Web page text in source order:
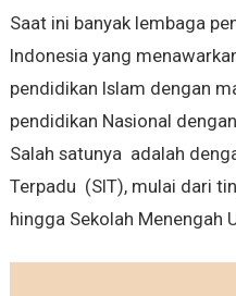
Saat ini banyak lembaga
Indonesia yang
pendidikan Islam dengan
pendidikan Nasional
Salah satunya adalah
Terpadu (SIT), mulai dari
hingga Sekolah Menengah